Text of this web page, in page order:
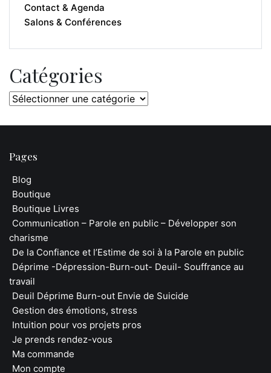
Contact & Agenda
Salons & Conférences
Catégories
Catégories
Pages
Blog
Boutique
Boutique Livres
Communication – Parole en public – Développer son
charisme
De la Confiance et l’Estime de soi à la Parole en public
Déprime -Dépression-Burn-out- Deuil- Souffrance au
travail
Deuil Déprime Burn-out Envie de Suicide
Gestion des émotions, stress
Intuition pour vos projets pros
Je prends rendez-vous
Ma commande
Mon compte